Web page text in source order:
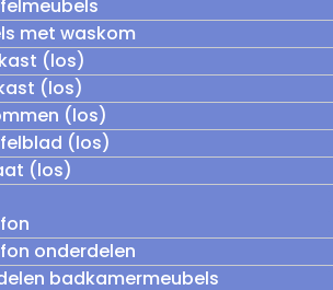
met waskom
(los)
(los)
(los)
(los)
(los)
onderdelen
badkamermeubels